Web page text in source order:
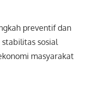
preventif dan
sosial
masyarakat